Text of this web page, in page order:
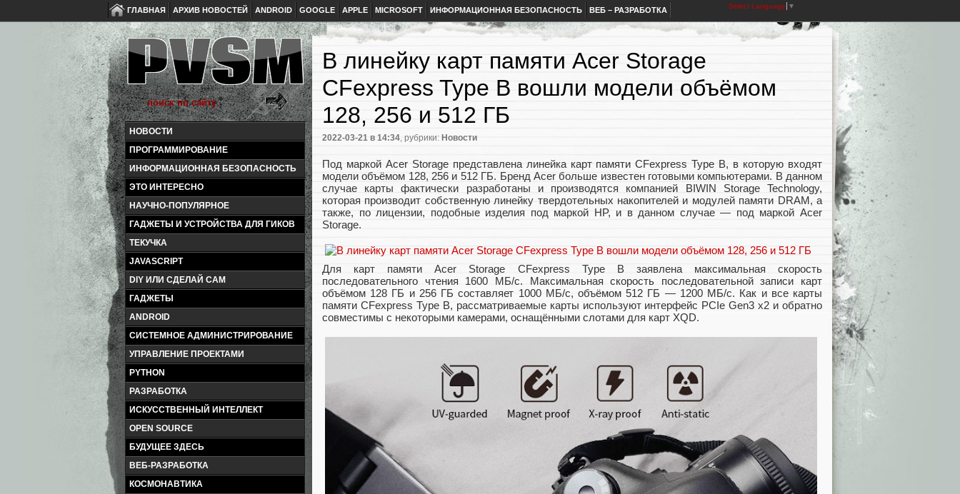
ГЛАВНАЯ АРХИВ НОВОСТЕЙ ANDROID GOOGLE APPLE MICROSOFT ИНФОРМАЦИОННАЯ БЕЗОПАСНОСТЬ ВЕБ – РАЗРАБОТКА Select Language ▼
НОВОСТИ
ПРОГРАММИРОВАНИЕ
ИНФОРМАЦИОННАЯ БЕЗОПАСНОСТЬ
ЭТО ИНТЕРЕСНО
НАУЧНО-ПОПУЛЯРНОЕ
ГАДЖЕТЫ И УСТРОЙСТВА ДЛЯ ГИКОВ
ТЕКУЧКА
JAVASCRIPT
DIY ИЛИ СДЕЛАЙ САМ
ГАДЖЕТЫ
ANDROID
СИСТЕМНОЕ АДМИНИСТРИРОВАНИЕ
УПРАВЛЕНИЕ ПРОЕКТАМИ
PYTHON
РАЗРАБОТКА
ИСКУССТВЕННЫЙ ИНТЕЛЛЕКТ
OPEN SOURCE
БУДУЩЕЕ ЗДЕСЬ
ВЕБ-РАЗРАБОТКА
КОСМОНАВТИКА
В линейку карт памяти Acer Storage
CFexpress Type B вошли модели объёмом
128, 256 и 512 ГБ
2022-03-21 в 14:34, рубрики: Новости
Под маркой Acer Storage представлена линейка карт памяти CFexpress Type B, в которую входят
модели объёмом 128, 256 и 512 ГБ. Бренд Acer больше известен готовыми компьютерами. В данном
случае карты фактически разработаны и производятся компанией BIWIN Storage Technology,
которая производит собственную линейку твердотельных накопителей и модулей памяти DRAM, а
также, по лицензии, подобные изделия под маркой HP, и в данном случае — под маркой Acer
Storage.
Для карт памяти Acer Storage CFexpress Type B заявлена максимальная скорость
последовательного чтения 1600 МБ/с. Максимальная скорость последовательной записи карт
объёмом 128 ГБ и 256 ГБ составляет 1000 МБ/с, объёмом 512 ГБ — 1200 МБ/с. Как и все карты
памяти CFexpress Type B, рассматриваемые карты используют интерфейс PCIe Gen3 x2 и обратно
совместимы с некоторыми камерами, оснащёнными слотами для карт XQD.